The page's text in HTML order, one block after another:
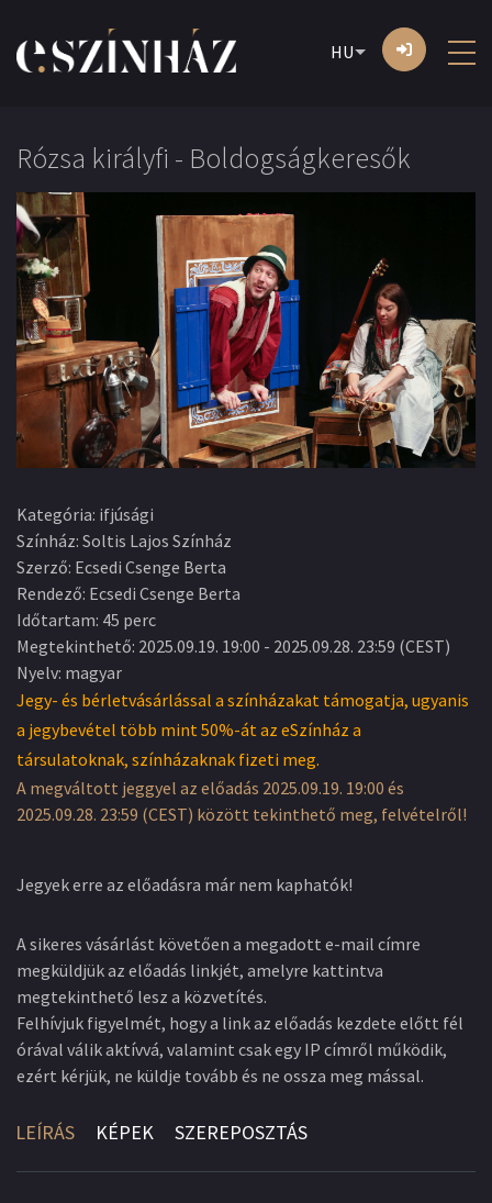
HU
Rózsa királyfi - Boldogságkeresők
Kategória: ifjúsági
Színház: Soltis Lajos Színház
Szerző: Ecsedi Csenge Berta
Rendező: Ecsedi Csenge Berta
Időtartam: 45 perc
Megtekinthető: 2025.09.19. 19:00 - 2025.09.28. 23:59 (CEST)
Nyelv: magyar
Jegy- és bérletvásárlással a színházakat támogatja, ugyanis
a jegybevétel több mint 50%-át az eSzínház a
társulatoknak, színházaknak fizeti meg.
A megváltott jeggyel az előadás 2025.09.19. 19:00 és
2025.09.28. 23:59 (CEST) között tekinthető meg, felvételről!
Jegyek erre az előadásra már nem kaphatók!
A sikeres vásárlást követően a megadott e-mail címre
megküldjük az előadás linkjét, amelyre kattintva
megtekinthető lesz a közvetítés.
Felhívjuk figyelmét, hogy a link az előadás kezdete előtt fél
órával válik aktívvá, valamint csak egy IP címről működik,
ezért kérjük, ne küldje tovább és ne ossza meg mással.
LEÍRÁS KÉPEK SZEREPOSZTÁS